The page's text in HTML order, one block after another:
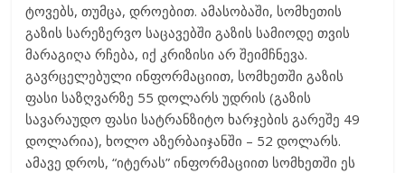
ტოვებს, თუმცა, დროებით. ამასობაში, სომხეთის
გაზის სარეზერვო საცავებში გაზის სამიოდე თვის
მარაგიღა რჩება, იქ კრიზისი არ შეიმჩნევა.
გავრცელებული ინფორმაციით, სომხეთში გაზის
ფასი საზღვარზე 55 დოლარს უდრის (გაზის
სავარაუდო ფასი სატრანზიტო ხარჯების გარეშე 49
დოლარია), ხოლო აზერბაიჯანში – 52 დოლარს.
ამავე დროს, “იტერას” ინფორმაციით სომხეთში ეს